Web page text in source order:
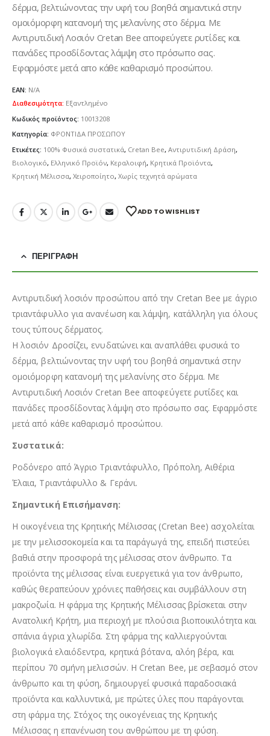
δέρμα, βελτιώνοντας την υφή του βοηθά σημαντικά στην
ομοιόμορφη κατανομή της μελανίνης στο δέρμα. Με
Αντιρυτιδική Λοσιόν Cretan Bee αποφεύγετε ρυτίδες και
πανάδες προσδίδοντας λάμψη στο πρόσωπο σας.
Εφαρμόστε μετά απο κάθε καθαρισμό προσώπου.
EAN: N/A
Διαθεσιμότητα: Εξαντλημένο
Κωδικός προϊόντος: 10013208
Κατηγορία: ΦΡΟΝΤΙΔΑ ΠΡΟΣΩΠΟΥ
Ετικέτες: 100% Φυσικά συστατικά, Cretan Bee, Αντιρυτιδική Δράση,
Βιολογικό, Ελληνικό Προϊόν, Κεραλοιφή, Κρητικά Προϊόντα,
Κρητική Μέλισσα, Χειροποίητο, Χωρίς τεχνητά αρώματα
ADD TO WISHLIST
ΠΕΡΙΓΡΑΦΉ
Αντιρυτιδική λοσιόν προσώπου από την Cretan Bee με άγριο
τριαντάφυλλο για ανανέωση και λάμψη, κατάλληλη για όλους
τους τύπους δέρματος.
Η λοσιόν Δροσίζει, ενυδατώνει και αναπλάθει φυσικά το
δέρμα, βελτιώνοντας την υφή του βοηθά σημαντικά στην
ομοιόμορφη κατανομή της μελανίνης στο δέρμα. Με
Αντιρυτιδική Λοσιόν Cretan Bee αποφεύγετε ρυτίδες και
πανάδες προσδίδοντας λάμψη στο πρόσωπο σας. Εφαρμόστε
μετά από κάθε καθαρισμό προσώπου.
Συστατικά:
Ροδόνερο από Άγριο Τριαντάφυλλο, Πρόπολη, Αιθέρια
Έλαια, Τριαντάφυλλο & Γεράνι.
Σημαντική Επισήμανση:
Η οικογένεια της Κρητικής Μέλισσας (Cretan Bee) ασχολείται
με την μελισσοκομεία και τα παράγωγά της, επειδή πιστεύει
βαθιά στην προσφορά της μέλισσας στον άνθρωπο. Τα
προϊόντα της μέλισσας είναι ευεργετικά για τον άνθρωπο,
καθώς θεραπεύουν χρόνιες παθήσεις και συμβάλλουν στη
μακροζωία. Η φάρμα της Κρητικής Μέλισσας βρίσκεται στην
Ανατολική Κρήτη, μια περιοχή με πλούσια βιοποικιλότητα και
σπάνια άγρια χλωρίδα. Στη φάρμα της καλλιεργούνται
βιολογικά ελαιόδεντρα, κρητικά βότανα, αλόη βέρα, και
περίπου 70 σμήνη μελισσών. Η Cretan Bee, με σεβασμό στον
άνθρωπο και τη φύση, δημιουργεί φυσικά παραδοσιακά
προϊόντα και καλλυντικά, με πρώτες ύλες που παράγονται
στη φάρμα της. Στόχος της οικογένειας της Κρητικής
Μέλισσας η επανένωση του ανθρώπου με τη φύση.